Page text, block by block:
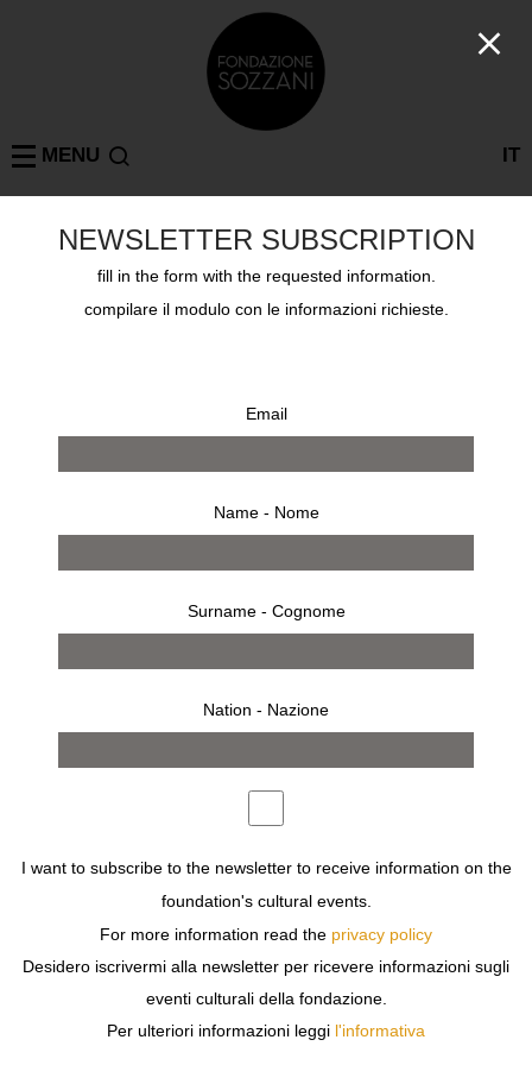
IT
MENU
TRE GIORNI NELLA VITA
5th feb 2020 - 7pm
NEWSLETTER SUBSCRIPTION
fill in the form with the requested information.
compilare il modulo con le informazioni richieste.
Email
Name - Nome
Surname - Cognome
Nation - Nazione
I want to subscribe to the newsletter to receive information on the
foundation's cultural events.
For more information read the privacy policy
Desidero iscrivermi alla newsletter per ricevere informazioni sugli
eventi culturali della fondazione.
Per ulteriori informazioni leggi l'informativa